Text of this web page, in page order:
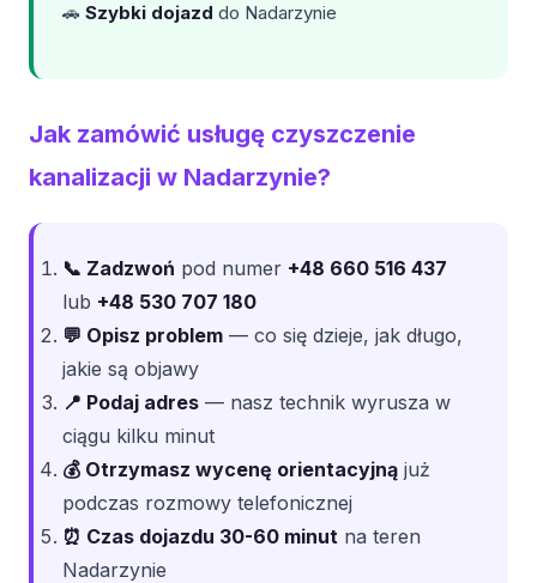
🚗 Szybki dojazd do Nadarzynie
Jak zamówić usługę czyszczenie
kanalizacji w Nadarzynie?
📞 Zadzwoń pod numer +48 660 516 437
lub +48 530 707 180
💬 Opisz problem — co się dzieje, jak długo,
jakie są objawy
📍 Podaj adres — nasz technik wyrusza w
ciągu kilku minut
💰 Otrzymasz wycenę orientacyjną już
podczas rozmowy telefonicznej
⏰ Czas dojazdu 30-60 minut na teren
Nadarzynie